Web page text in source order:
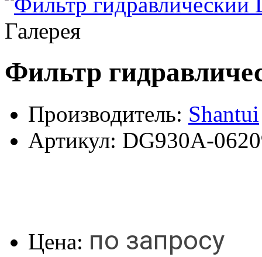
Галерея
Фильтр
Производитель: Shantui
Артикул: DG930A-
Цена: по запросу